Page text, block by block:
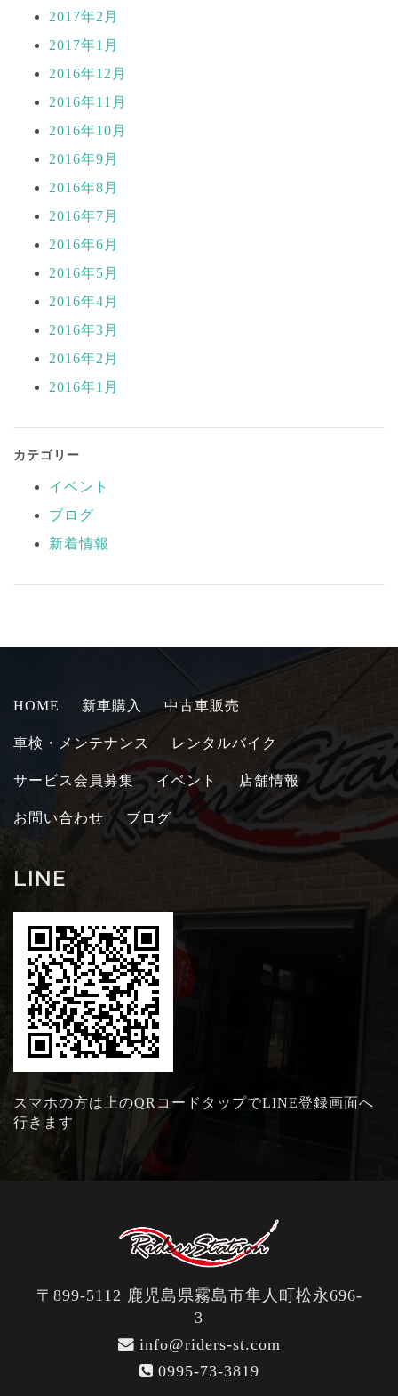
2017年2月
2017年1月
2016年12月
2016年11月
2016年10月
2016年9月
2016年8月
2016年7月
2016年6月
2016年5月
2016年4月
2016年3月
2016年2月
2016年1月
カテゴリー
イベント
ブログ
新着情報
HOME 新車購入 中古車販売
車検・メンテナンス レンタルバイク
サービス会員募集 イベント 店舗情報
お問い合わせ ブログ
LINE
スマホの方は上のQRコードタップでLINE登録画面へ
行きます
〒899-5112 鹿児島県霧島市隼人町松永696-
3
info@riders-st.com
0995-73-3819